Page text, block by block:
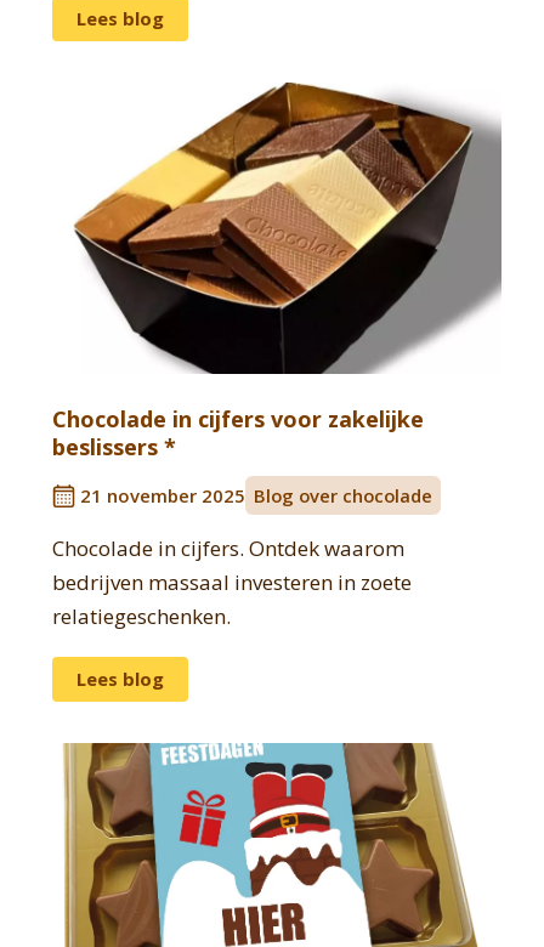
Lees blog
Chocolade in cijfers voor zakelijke
beslissers *
21 november 2025 Blog over chocolade
Chocolade in cijfers. Ontdek waarom
bedrijven massaal investeren in zoete
relatiegeschenken.
Lees blog